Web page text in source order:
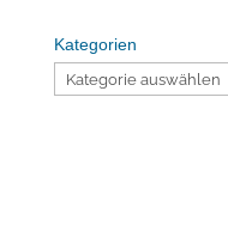
Kategorien
Kategorien